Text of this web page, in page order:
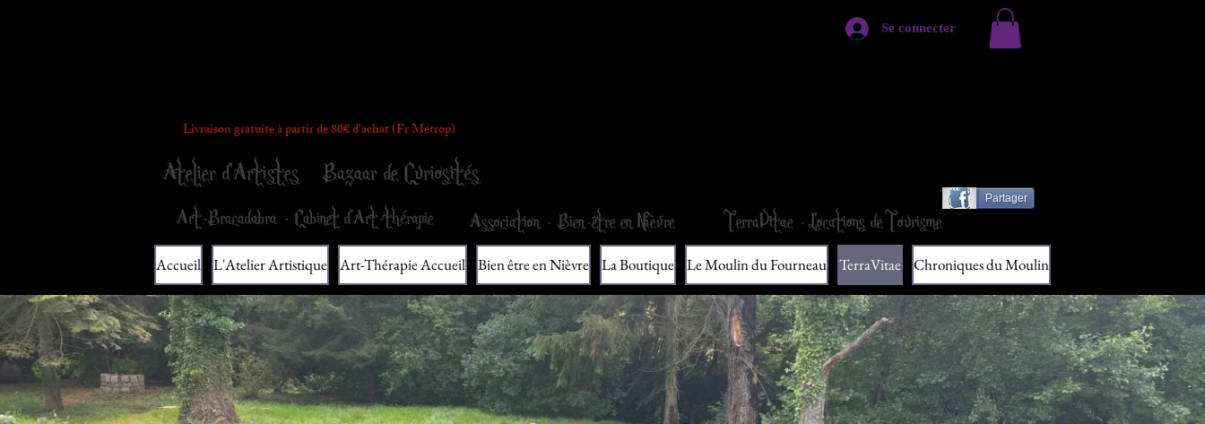
Se connecter
Livraison gratuite à partir de 80€ d'achat (Fr Métrop)
Atelier d'Artistes Bazaar de Curiosités
Art-Bracadabra - Cabinet d'Art-thérapie Association - Bien-être en Nièvre
Partager
TerraVitae - Locations de Tourisme
Accueil L'Atelier Artistique Art-Thérapie Accueil Bien être en Nièvre La Boutique Le Moulin du Fourneau TerraVitae Chroniques du Moulin